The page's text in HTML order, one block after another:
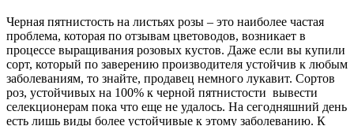
Черная пятнистость на листьях розы – это наиболее частая
проблема, которая по отзывам цветоводов, возникает в
процессе выращивания розовых кустов. Даже если вы купили
сорт, который по заверению производителя устойчив к любым
заболеваниям, то знайте, продавец немного лукавит. Сортов
роз, устойчивых на 100% к черной пятнистости вывести
селекционерам пока что еще не удалось. На сегодняшний день
есть лишь виды более устойчивые к этому заболеванию. К